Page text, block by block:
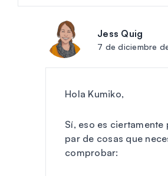
Jess Quig
7 de diciembre
Hola Kumiko,
Sí, eso es ciertamente
par de cosas que
comprobar: